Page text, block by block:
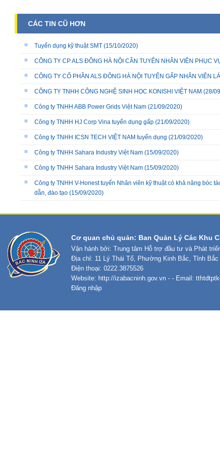
CÁC TIN CŨ HƠN
Tuyển dụng kỹ thuật SMT (15/10/2020)
CÔNG TY CP ALS ĐÔNG HÀ NỘI CẦN TUYỂN NHÂN VIÊN PHỤC
CÔNG TY CỔ PHẦN ALS ĐÔNG HÀ NỘI TUYỂN GẤP NHÂN VIÊN
CÔNG TY TNHH CÔNG NGHỆ SINH HỌC KONISHI VIỆT NAM (28/
Công ty TNHH ABB Power Grids Việt Nam (21/09/2020)
Công ty TNHH HJ Corp Vina tuyển dụng gấp (21/09/2020)
Công ty TNHH ICSN TECH VIỆT NAM tuyển dụng (21/09/2020)
Công ty TNHH Sahara Industry Việt Nam (15/09/2020)
Công ty TNHH Sahara Industry Việt Nam (15/09/2020)
Công ty TNHH V-Honest tuyển Nhân viên kỹ thuật có khả năng bóc
dẫn, đào tạo (15/09/2020)
Cơ quan chủ quản: Ban Quản Lý Các Khu
Vận hành bởi: Trung tâm Hỗ trợ đầu tư và Phát
Địa chỉ: 11 Lý Thái Tổ, Phường Kinh Bắc, Tỉnh Bắc
Điện thoại: 0222.3875526
Website: http://izabacninh.gov.vn - - Email:
Đăng nhập